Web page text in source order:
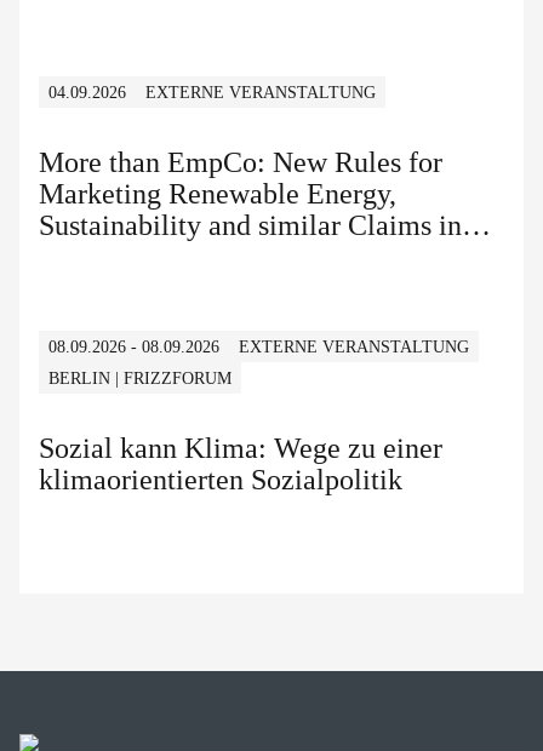
04.09.2026 EXTERNE VERANSTALTUNG
More than EmpCo: New Rules for
Marketing Renewable Energy,
Sustainability and similar Claims in
08.09.2026 - 08.09.2026
EXTERNE VERANSTALTUNG
BERLIN | FRIZZFORUM
Sozial kann Klima: Wege zu einer
klimaorientierten Sozialpolitik